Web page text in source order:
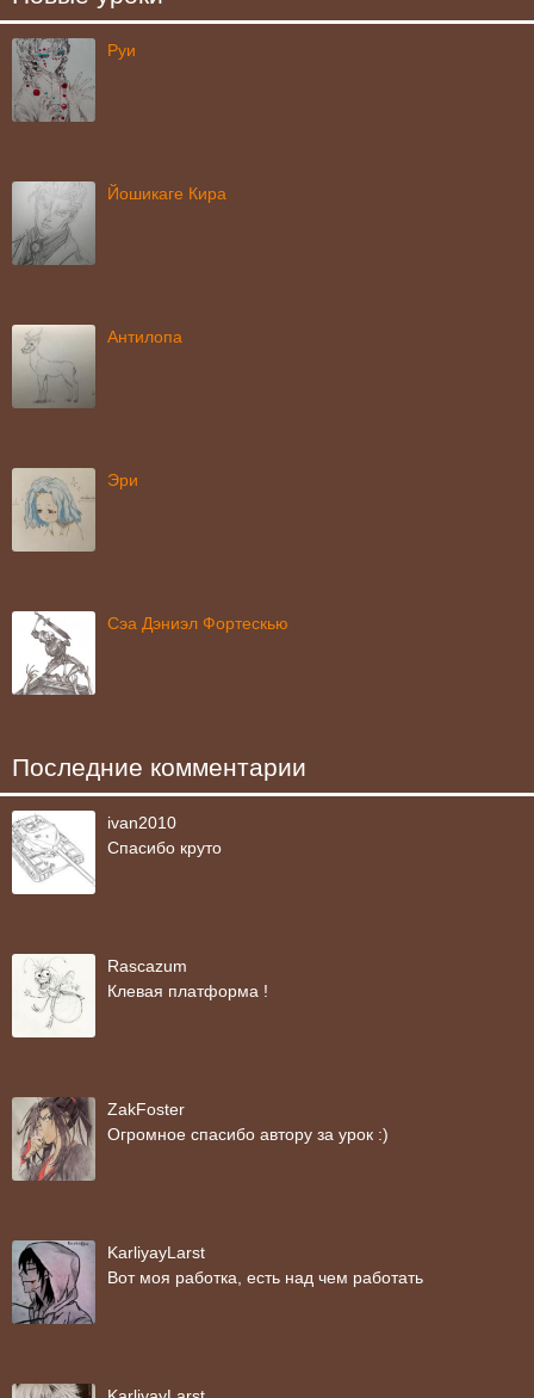
Руи
Йошикаге Кира
Антилопа
Эри
Сэа Дэниэл Фортескью
Последние комментарии
ivan2010
Спасибо круто
Rascazum
Клевая платформа !
ZakFoster
Огромное спасибо автору за урок :)
KarliyayLarst
Вот моя работка, есть над чем работать